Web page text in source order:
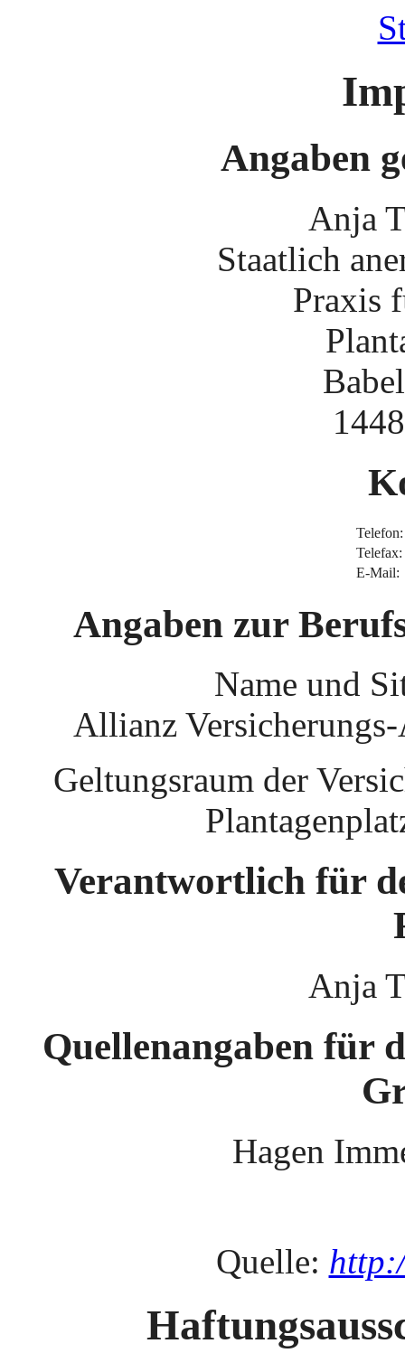
Angaben
Anja
Staatlich
Praxis
Telefon:
Telefax:
E-Mail:
Angaben zur
Name und
Allianz
Geltungsraum der
Verantwortlich für
Anja
Quellenangaben für
Hagen
Quelle: